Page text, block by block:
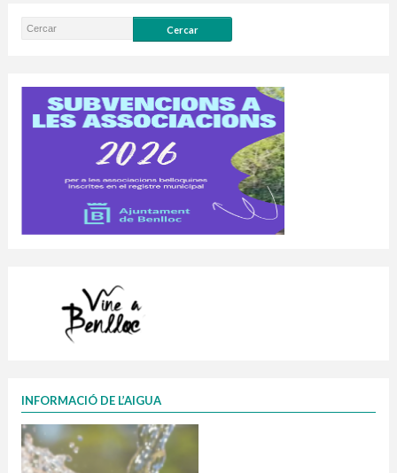
INFORMACIÓ DE L’AIGUA